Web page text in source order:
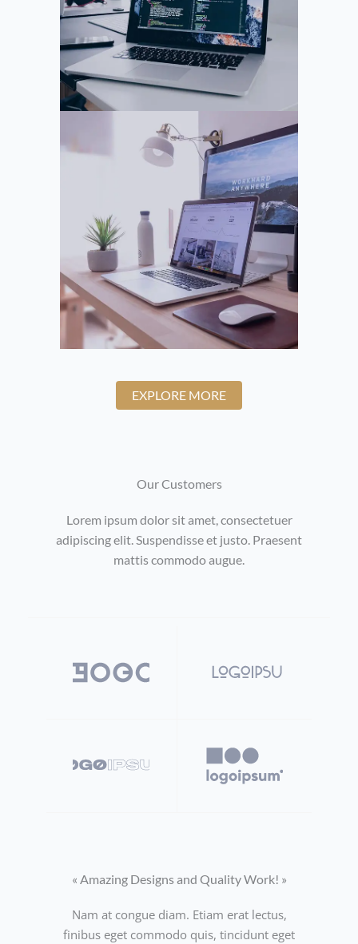
EXPLORE MORE
Our Customers​
Lorem ipsum dolor sit amet, consectetuer
adipiscing elit. Suspendisse et justo. Praesent
mattis commodo augue.​
« Amazing Designs and Quality Work! »​
Nam at congue diam. Etiam erat lectus,
finibus eget commodo quis, tincidunt eget